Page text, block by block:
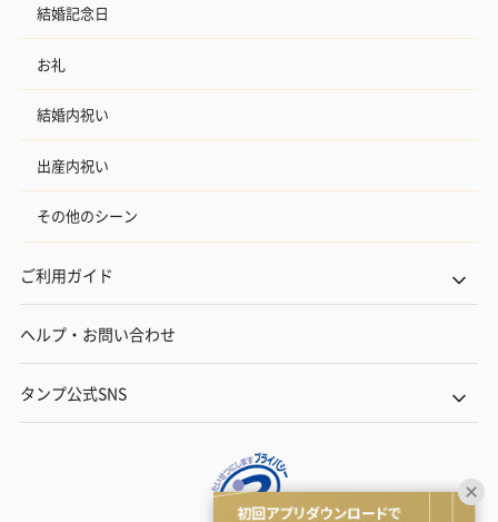
結婚記念日
お礼
結婚内祝い
出産内祝い
その他のシーン
ご利用ガイド
ヘルプ・お問い合わせ
タンプ公式SNS